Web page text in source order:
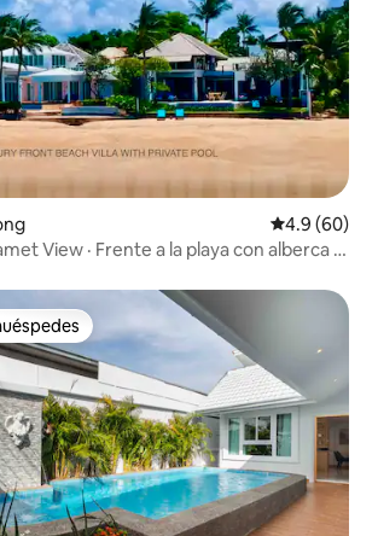
Calificación
4.9 (60)
View · Frente a la playa con alberca y